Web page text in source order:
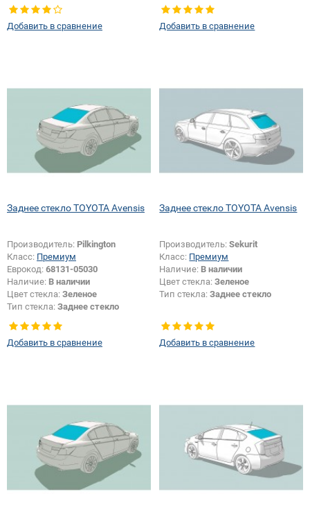
Добавить в сравнение Добавить в сравнение
Заднее стекло TOYOTA Avensis
Производитель: Pilkington
Класс: Премиум
Еврокод: 68131-05030
Наличие: В наличии
Цвет стекла: Зеленое
Тип стекла: Заднее стекло
Добавить в сравнение
Заднее стекло TOYOTA Avensis
Производитель:Sekurit
Класс: Премиум
Наличие: В наличии
Цвет стекла:Зеленое
Тип стекла:Заднее стекло
Добавить в сравнение